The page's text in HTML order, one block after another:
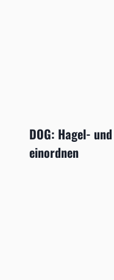
DOG: Hagel-
einordnen